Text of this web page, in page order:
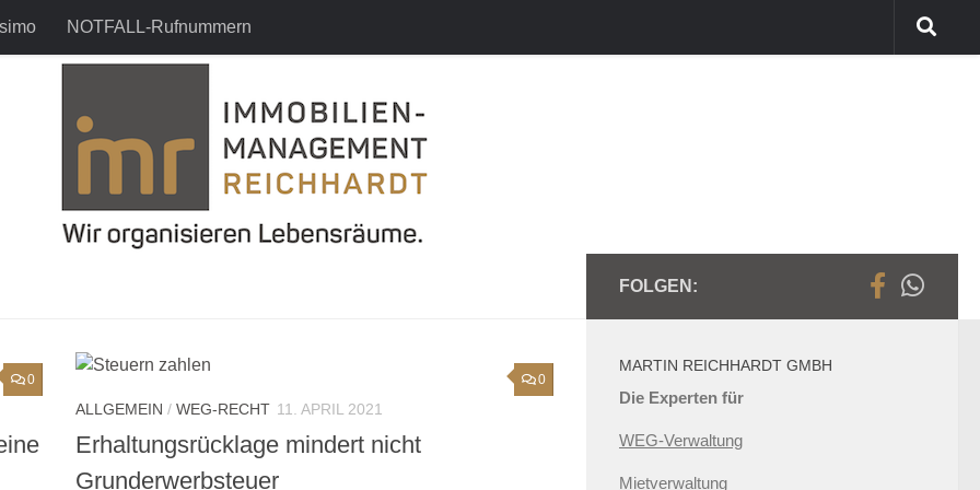
NOTFALL-Rufnummern
0 0
ALLGEMEIN / WEG-RECHT 11. APRIL 2021
Erhaltungsrücklage mindert nicht
Grunderwerbsteuer
FOLGEN:
MARTIN REICHHARDT GMBH
Die Experten für
WEG-Verwaltung
Mietverwaltung